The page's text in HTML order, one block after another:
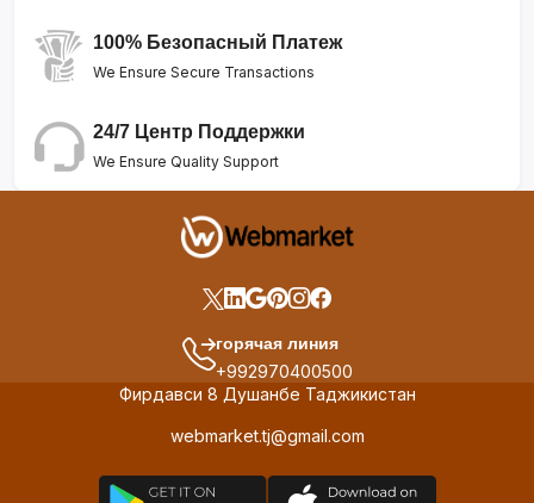
100% Безопасный Платеж
We Ensure Secure Transactions
24/7 Центр Поддержки
We Ensure Quality Support
горячая линия
+992970400500
Фирдавси 8 Душанбе Таджикистан
webmarket.tj@gmail.com